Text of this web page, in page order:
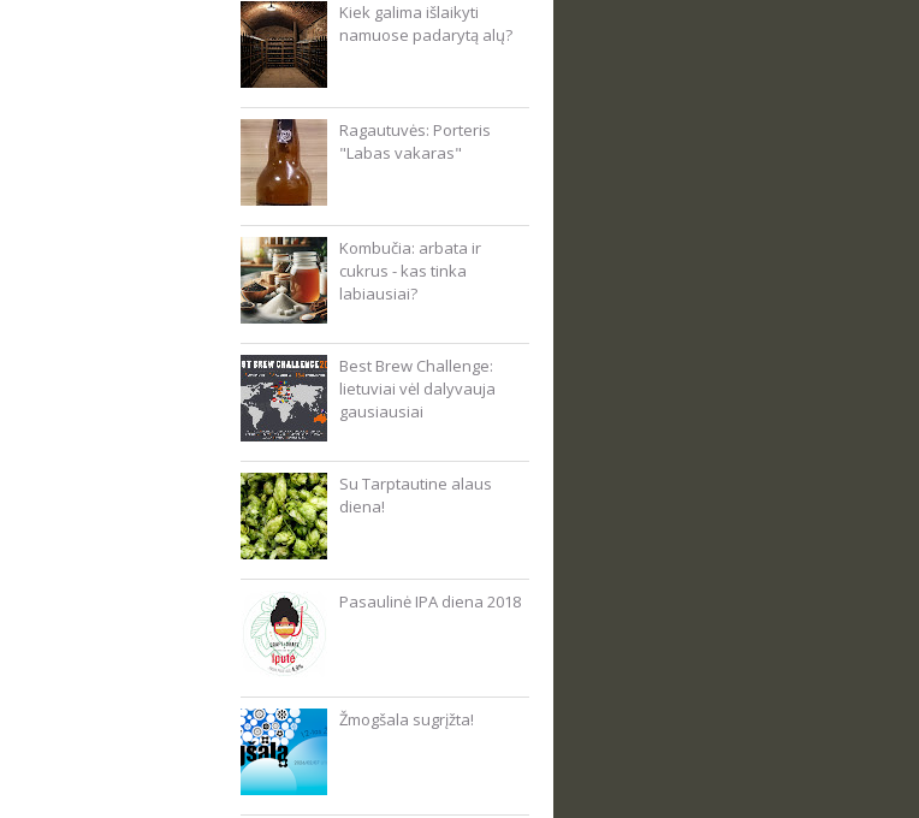
Kiek galima išlaikyti
namuose padarytą alų?
Ragautuvės: Porteris
"Labas vakaras"
Kombučia: arbata ir
cukrus - kas tinka
labiausiai?
Best Brew Challenge:
lietuviai vėl dalyvauja
gausiausiai
Su Tarptautine alaus
diena!
Pasaulinė IPA diena 2018
Žmogšala sugrįžta!